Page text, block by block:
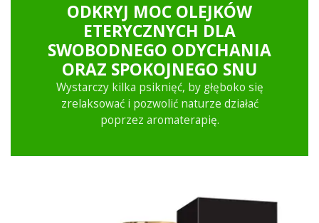
ODKRYJ MOC OLEJKÓW
ETERYCZNYCH DLA
SWOBODNEGO ODYCHANIA
ORAZ SPOKOJNEGO SNU
Wystarczy kilka psiknięć, by głęboko się
zrelaksować i pozwolić naturze działać
poprzez aromaterapię.